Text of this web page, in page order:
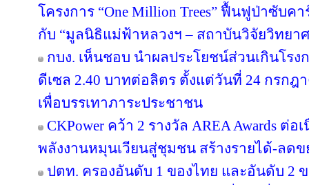
โครงการ “One Million Trees” ฟื้นฟูป่าซับค
กับ “มูลนิธิแม่ฟ้าหลวงฯ – สถาบันวิจัยวิทยา
กบง. เห็นชอบ นำผลประโยชน์ส่วนเกินโร
ดีเซล 2.40 บาทต่อลิตร ตั้งแต่วันที่ 24 กรกฎ
เพื่อบรรเทาภาระประชาชน
CKPower คว้า 2 รางวัล AREA Awards ต่
พลังงานหมุนเวียนสู่ชุมชน สร้างรายได้-ลดข
ปตท. ครองอันดับ 1 ของไทย และอันดับ 2